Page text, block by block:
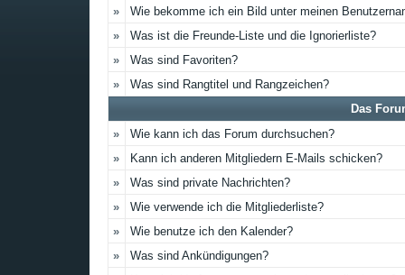
»
Wie bekomme ich ein Bild unter meinen
»
Was ist die Freunde-Liste und die Ignorierliste?
»
Was sind Favoriten?
»
Was sind Rangtitel und Rangzeichen?
Das
»
Wie kann ich das Forum durchsuchen?
»
Kann ich anderen Mitgliedern E-Mails schicken?
»
Was sind private Nachrichten?
»
Wie verwende ich die Mitgliederliste?
»
Wie benutze ich den Kalender?
»
Was sind Ankündigungen?